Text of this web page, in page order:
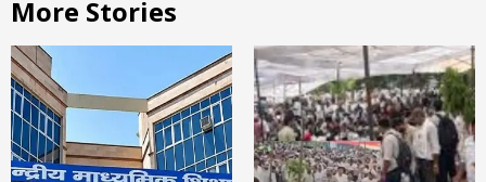
More Stories